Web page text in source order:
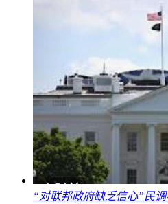
“对联邦政府缺乏信心”民